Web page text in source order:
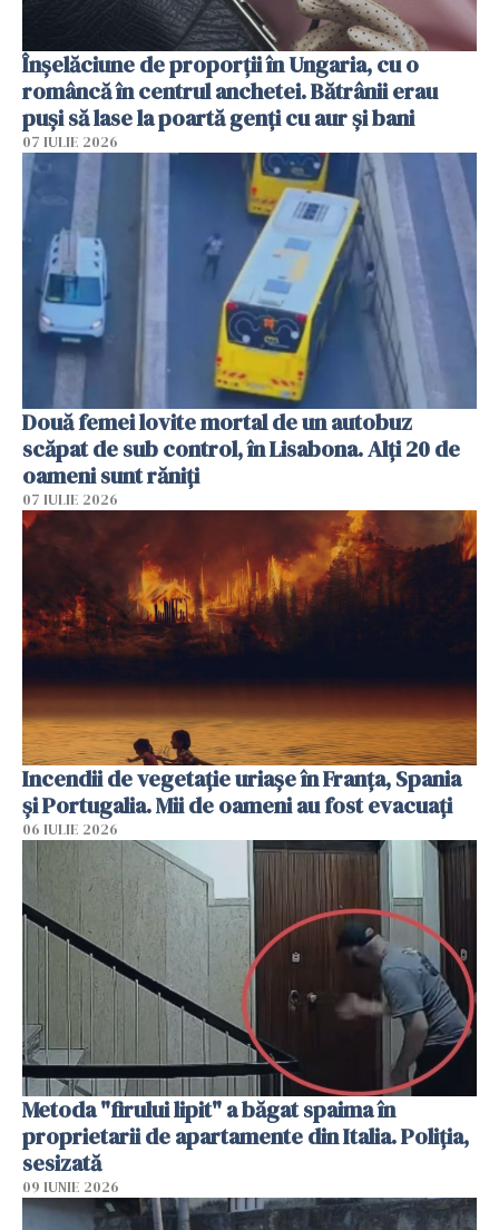
Înșelăciune de proporții în Ungaria, cu o
româncă în centrul anchetei. Bătrânii erau
puși să lase la poartă genți cu aur și bani
07 IULIE 2026
Două femei lovite mortal de un autobuz
scăpat de sub control, în Lisabona. Alți 20 de
oameni sunt răniți
07 IULIE 2026
Incendii de vegetație uriașe în Franța, Spania
și Portugalia. Mii de oameni au fost evacuați
06 IULIE 2026
Metoda "firului lipit" a băgat spaima în
proprietarii de apartamente din Italia. Poliția,
sesizată
09 IUNIE 2026